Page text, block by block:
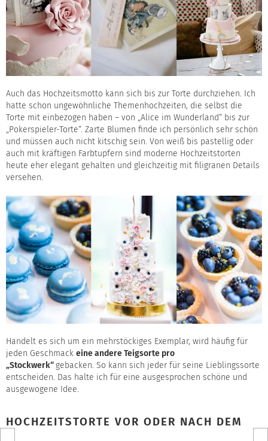
Auch das Hochzeitsmotto kann sich bis zur Torte durchziehen. Ich
hatte schon ungewöhnliche Themenhochzeiten, die selbst die
Torte mit einbezogen haben – von „Alice im Wunderland“ bis zur
„Pokerspieler-Torte“. Zarte Blumen finde ich persönlich sehr schön
und müssen auch nicht kitschig sein. Von weiß bis pastellig oder
auch mit kräftigen Farbtupfern sind moderne Hochzeitstorten
heute eher elegant gehalten und gleichzeitig mit filigranen Details
versehen.
Handelt es sich um ein mehrstöckiges Exemplar, wird häufig für
jeden Geschmack eine andere Teigsorte pro
„Stockwerk“gebacken. So kann sich jeder für seine Lieblingssorte
entscheiden. Das halte ich für eine ausgesprochen schöne und
ausgewogene Idee.
HOCHZEITSTORTE VOR ODER NACH DEM